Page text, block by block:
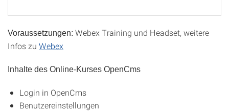
Voraussetzungen: Webex Training und Headset, weitere
Infos zu Webex
Inhalte des Online-Kurses OpenCms
Login in OpenCms
Benutzereinstellungen